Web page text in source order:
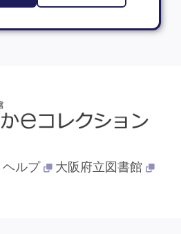
ヘルプ 大阪府立図書館